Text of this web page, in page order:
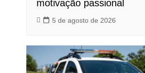
motivação passional
5 de agosto de 2026